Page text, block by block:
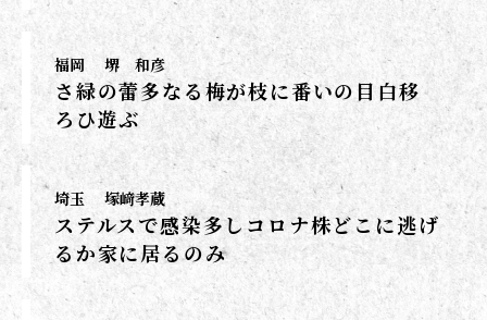
福岡 堺 和彦
さ緑の蕾多なる梅が枝に番いの目白移
ろひ遊ぶ
埼玉 塚﨑孝蔵
ステルスで感染多しコロナ株どこに逃げ
るか家に居るのみ